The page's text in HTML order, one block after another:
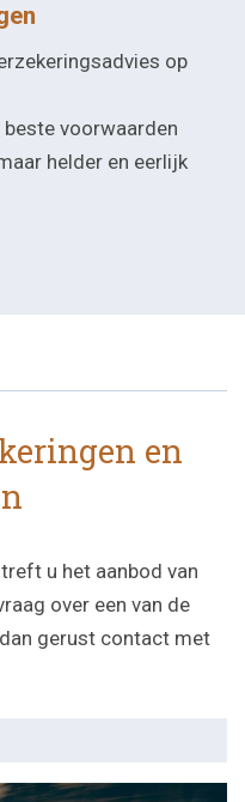
op
voorwaarden
helder en eerlijk
en
u het aanbod van
over een van de
gerust contact met